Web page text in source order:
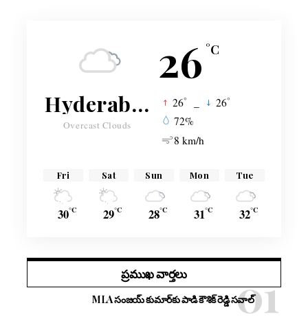
26 °C
Hyderabad
Overcast Clouds
26° 26°
72%
8 km/h
Fri
30°C
Sat
29°C
Sun
28°C
Mon
31°C
Tue
32°C
ప్రముఖ వార్తలు
MLA సంజయ్ కుమార్‌కు పాడి కౌశిక్ రెడ్డి సవాల్